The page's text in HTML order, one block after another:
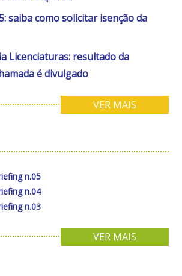
saiba como solicitar isenção da
Licenciaturas: resultado da
é divulgado
VER MAIS
n.05
n.04
n.03
VER MAIS